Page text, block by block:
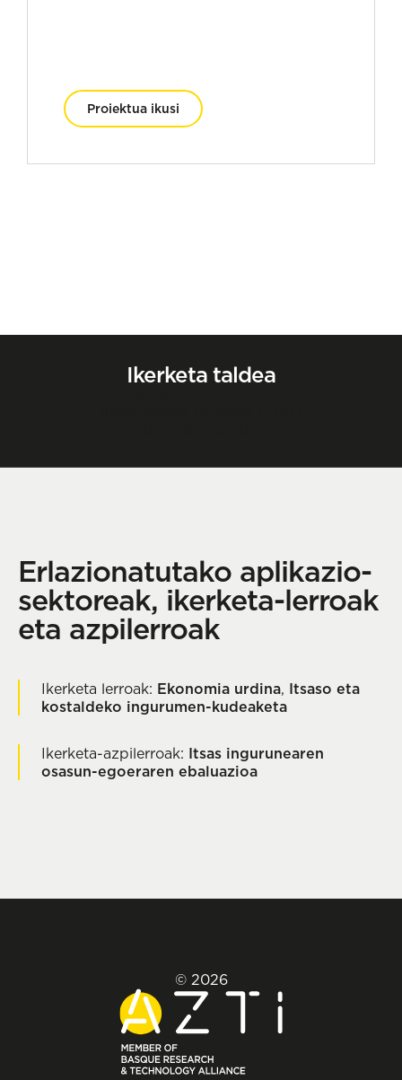
Proiektua ikusi
Ikerketa taldea
Erlazionatutako aplikazio-
sektoreak, ikerketa-lerroak
eta azpilerroak
Ikerketa lerroak: Ekonomia urdina, Itsaso eta
kostaldeko ingurumen-kudeaketa
Ikerketa-azpilerroak: Itsas ingurunearen
osasun-egoeraren ebaluazioa
© 2026